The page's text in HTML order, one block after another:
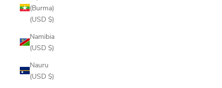
(Burma)
(USD $)
Namibia
(USD $)
Nauru
(USD $)